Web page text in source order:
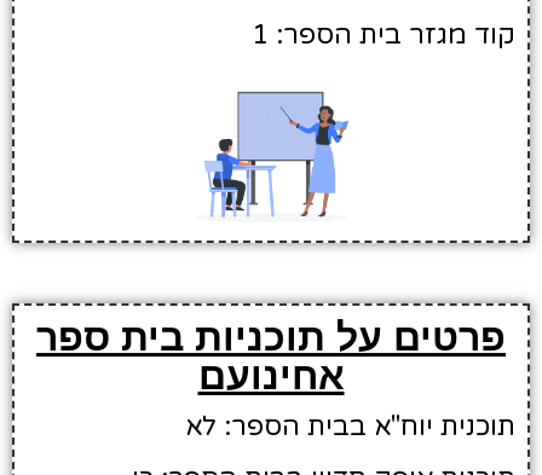
קוד מגזר בית הספר: 1
פרטים על תוכניות בית ספר
אחינועם
תוכנית יוח"א בבית הספר: לא